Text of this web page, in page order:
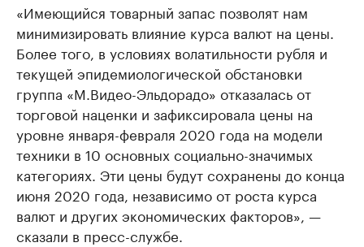
«Имеющийся товарный запас позволят нам
минимизировать влияние курса валют на цены.
Более того, в условиях волатильности рубля и
текущей эпидемиологической обстановки
группа «М.Видео-Эльдорадо» отказалась от
торговой наценки и зафиксировала цены на
уровне января-февраля 2020 года на модели
техники в 10 основных социально-значимых
категориях. Эти цены будут сохранены до конца
июня 2020 года, независимо от роста курса
валют и других экономических факторов», —
сказали в пресс-службе.